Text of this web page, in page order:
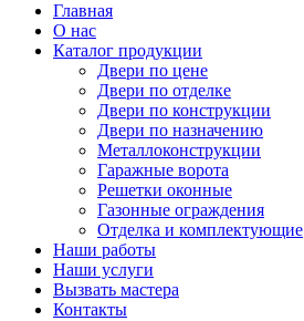
Главная
О нас
Каталог продукции
Двери по цене
Двери по отделке
Двери по конструкции
Двери по назначению
Металлоконструкции
Гаражные ворота
Решетки оконные
Газонные ограждения
Отделка и комплектующие
Наши работы
Наши услуги
Вызвать мастера
Контакты